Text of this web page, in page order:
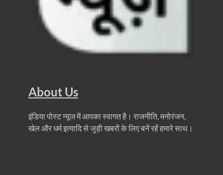
धरती का स्वास्थ्य सही रहेगा तभी बची रहेगी सृष्टिः योगी
4 Years Achievements Of Uttarakhand
Mutul Fund SIP: सिर्फ 2000 महीने जमा करके कैसे बन
About Us
इंडिया पोस्ट न्यूज में आपका स्वागत है। राजनीति, मनोरंजन,
खेल और धर्म इत्यादि से जुड़ी खबरों के लिए बनें रहें हमारे साथ।